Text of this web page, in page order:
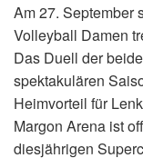
Am 27. September
Volleyball Damen
Das Duell der
spektakulären
Heimvorteil für
Margon Arena ist
diesjährigen